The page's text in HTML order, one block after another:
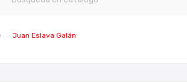
Juan Eslava Galán